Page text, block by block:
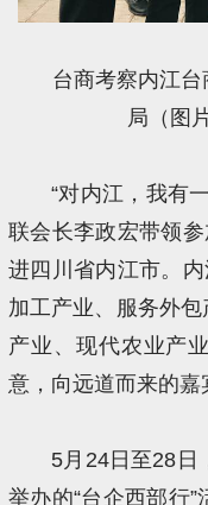
台商考察内江
局（图
“对内江，我有
联会长李政宏带领
进四川省内江市。
加工产业、服务外
产业、现代农业产
意，向远道而来的嘉
5月24日至28日
举办的“台企西部行